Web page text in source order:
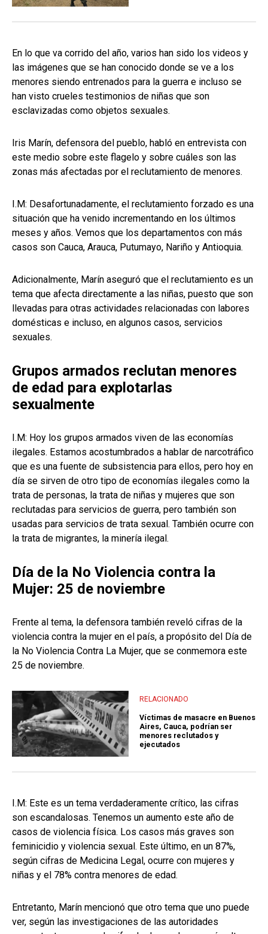
En lo que va corrido del año, varios han sido los videos y
las imágenes que se han conocido donde se ve a los
menores siendo entrenados para la guerra e incluso se
han visto crueles testimonios de niñas que son
esclavizadas como objetos sexuales.
Iris Marín, defensora del pueblo, habló en entrevista con
este medio sobre este flagelo y sobre cuáles son las
zonas más afectadas por el reclutamiento de menores.
I.M: Desafortunadamente, el reclutamiento forzado es una
situación que ha venido incrementando en los últimos
meses y años. Vemos que los departamentos con más
casos son Cauca, Arauca, Putumayo, Nariño y Antioquia.
Adicionalmente, Marín aseguró que el reclutamiento es un
tema que afecta directamente a las niñas, puesto que son
llevadas para otras actividades relacionadas con labores
domésticas e incluso, en algunos casos, servicios
sexuales.
Grupos armados reclutan menores
de edad para explotarlas
sexualmente
I.M: Hoy los grupos armados viven de las economías
ilegales. Estamos acostumbrados a hablar de narcotráfico
que es una fuente de subsistencia para ellos, pero hoy en
día se sirven de otro tipo de economías ilegales como la
trata de personas, la trata de niñas y mujeres que son
reclutadas para servicios de guerra, pero también son
usadas para servicios de trata sexual. También ocurre con
la trata de migrantes, la minería ilegal.
Día de la No Violencia contra la
Mujer: 25 de noviembre
Frente al tema, la defensora también reveló cifras de la
violencia contra la mujer en el país, a propósito del Día de
la No Violencia Contra La Mujer, que se conmemora este
25 de noviembre.
RELACIONADO
Víctimas de masacre en Buenos
Aires, Cauca, podrían ser
menores reclutados y
ejecutados
I.M: Este es un tema verdaderamente crítico, las cifras
son escandalosas. Tenemos un aumento este año de
casos de violencia física. Los casos más graves son
feminicidio y violencia sexual. Este último, en un 87%,
según cifras de Medicina Legal, ocurre con mujeres y
niñas y el 78% contra menores de edad.
Entretanto, Marín mencionó que otro tema que uno puede
ver, según las investigaciones de las autoridades